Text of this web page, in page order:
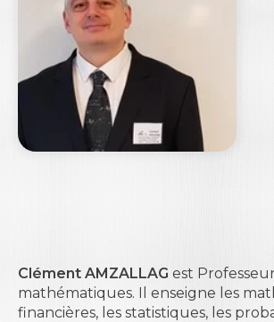
Clément AMZALLAG est
mathématiques. Il enseigne les
financières, les statistiques, les